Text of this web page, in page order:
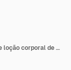
Maquete de marca de garrafa de bomba de loção corporal de plástico brilhante